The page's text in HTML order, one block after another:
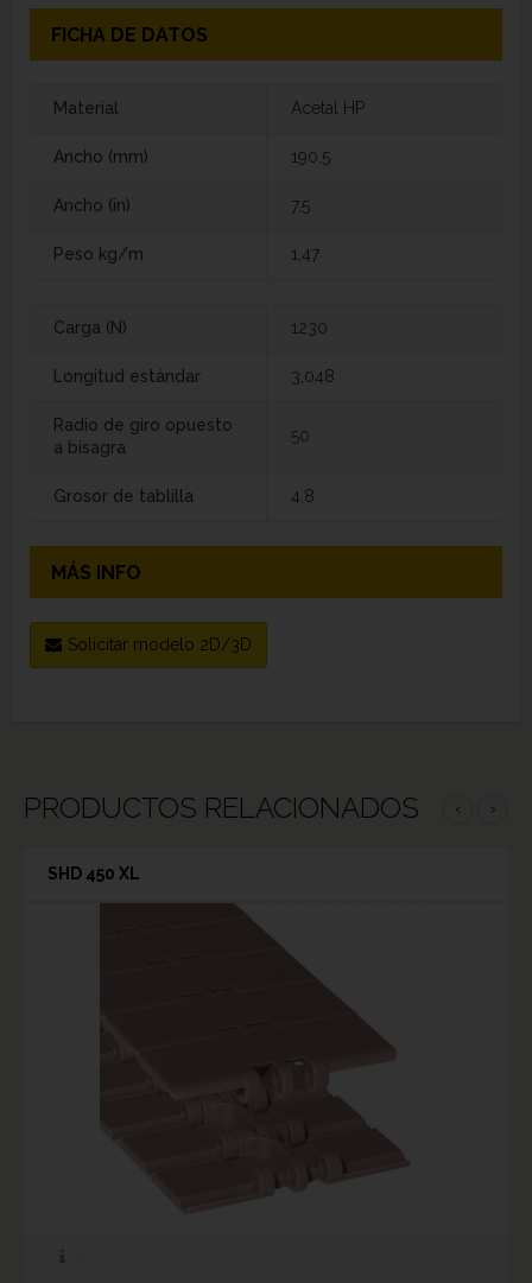
FICHA DE DATOS
Material Acetal HP
Ancho (mm) 190,5
Ancho (in) 7,5
Peso kg/m 1,47
Carga (N) 1230
Longitud estándar 3,048
Radio de giro opuesto
a bisagra
50
Grosor de tablilla 4,8
MÁS INFO
Solicitar modelo 2D/3D
PRODUCTOS RELACIONADOS ‹ ›
SHD 450 XL